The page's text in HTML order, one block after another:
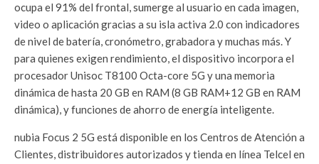
ocupa el 91% del frontal, sumerge al usuario en cada imagen,
video o aplicación gracias a su isla activa 2.0 con indicadores
de nivel de batería, cronómetro, grabadora y muchas más. Y
para quienes exigen rendimiento, el dispositivo incorpora el
procesador Unisoc T8100 Octa-core 5G y una memoria
dinámica de hasta 20 GB en RAM (8 GB RAM+12 GB en RAM
dinámica), y funciones de ahorro de energía inteligente.
nubia Focus 2 5G está disponible en los Centros de Atención a
Clientes, distribuidores autorizados y tienda en línea Telcel en